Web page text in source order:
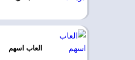
العاب اسهم